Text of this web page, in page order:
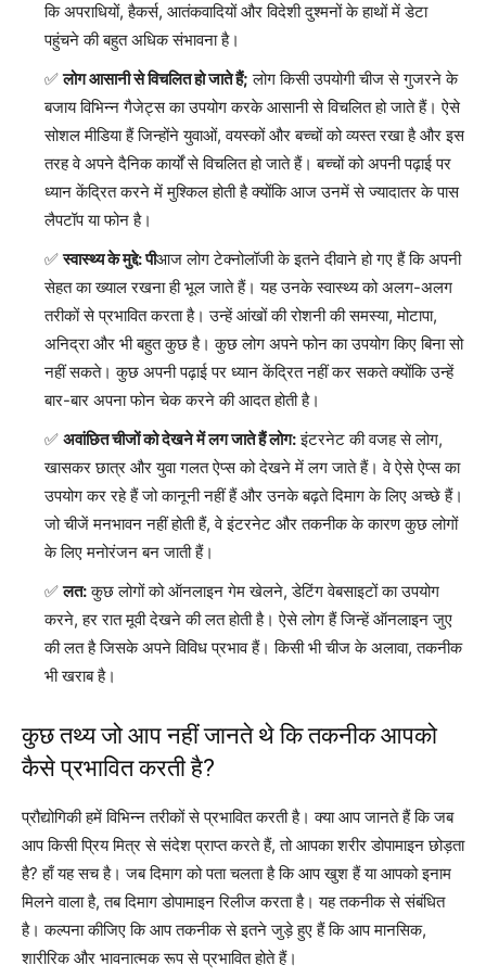
कि अपराधियों, हैकर्स, आतंकवादियों और विदेशी दुश्मनों के हाथों में डेटा
पहुंचने की बहुत अधिक संभावना है।
लोग आसानी से विचलित हो जाते हैं; लोग किसी उपयोगी चीज से गुजरने के
बजाय विभिन्न गैजेट्स का उपयोग करके आसानी से विचलित हो जाते हैं। ऐसे
सोशल मीडिया हैं जिन्होंने युवाओं, वयस्कों और बच्चों को व्यस्त रखा है और इस
तरह वे अपने दैनिक कार्यों से विचलित हो जाते हैं। बच्चों को अपनी पढ़ाई पर
ध्यान केंद्रित करने में मुश्किल होती है क्योंकि आज उनमें से ज्यादातर के पास
लैपटॉप या फोन है।
स्वास्थ्य के मुद्दे: पीआज लोग टेक्नोलॉजी के इतने दीवाने हो गए हैं कि अपनी
सेहत का ख्याल रखना ही भूल जाते हैं। यह उनके स्वास्थ्य को अलग-अलग
तरीकों से प्रभावित करता है। उन्हें आंखों की रोशनी की समस्या, मोटापा,
अनिद्रा और भी बहुत कुछ है। कुछ लोग अपने फोन का उपयोग किए बिना सो
नहीं सकते। कुछ अपनी पढ़ाई पर ध्यान केंद्रित नहीं कर सकते क्योंकि उन्हें
बार-बार अपना फोन चेक करने की आदत होती है।
अवांछित चीजों को देखने में लग जाते हैं लोग:इंटरनेट की वजह से लोग,
खासकर छात्र और युवा गलत ऐप्स को देखने में लग जाते हैं। वे ऐसे ऐप्स का
उपयोग कर रहे हैं जो कानूनी नहीं हैं और उनके बढ़ते दिमाग के लिए अच्छे हैं।
जो चीजें मनभावन नहीं होती हैं, वे इंटरनेट और तकनीक के कारण कुछ लोगों
के लिए मनोरंजन बन जाती हैं।
लत:कुछ लोगों को ऑनलाइन गेम खेलने, डेटिंग वेबसाइटों का उपयोग
करने, हर रात मूवी देखने की लत होती है। ऐसे लोग हैं जिन्हें ऑनलाइन जुए
की लत है जिसके अपने विविध प्रभाव हैं। किसी भी चीज के अलावा, तकनीक
भी खराब है।
कुछ तथ्य जो आप नहीं जानते थे कि तकनीक आपको
कैसे प्रभावित करती है?
प्रौद्योगिकी हमें विभिन्न तरीकों से प्रभावित करती है। क्या आप जानते हैं कि जब
आप किसी प्रिय मित्र से संदेश प्राप्त करते हैं, तो आपका शरीर डोपामाइन छोड़ता
है? हाँ यह सच है। जब दिमाग को पता चलता है कि आप खुश हैं या आपको इनाम
मिलने वाला है, तब दिमाग डोपामाइन रिलीज करता है। यह तकनीक से संबंधित
है। कल्पना कीजिए कि आप तकनीक से इतने जुड़े हुए हैं कि आप मानसिक,
शारीरिक और भावनात्मक रूप से प्रभावित होते हैं।